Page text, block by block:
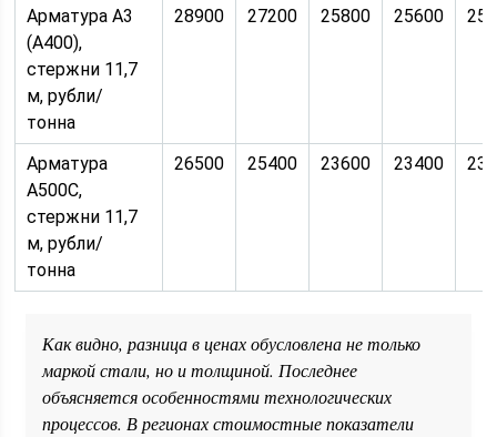
Арматура А3
(А400),
стержни 11,7
м, рубли/
тонна
28900 27200 25800 25600
Арматура
А500С,
стержни 11,7
м, рубли/
тонна
26500 25400 23600 23400
Как видно, разница в ценах обусловлена не только
маркой стали, но и толщиной. Последнее
объясняется особенностями технологических
процессов. В регионах стоимостные показатели